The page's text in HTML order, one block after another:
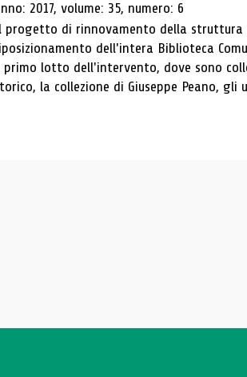
2017, volume: 35, numero: 6
progetto di rinnovamento della struttura
dell'intera Biblioteca
primo lotto dell'intervento, dove sono
la collezione di Giuseppe Peano, gli